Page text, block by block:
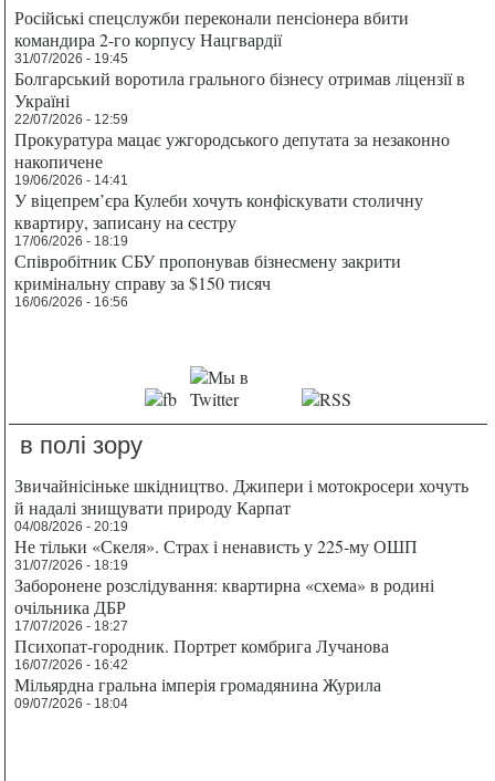
Російські спецслужби переконали пенсіонера вбити
командира 2-го корпусу Нацгвардії
31/07/2026 - 19:45
Болгарський воротила грального бізнесу отримав ліцензії в
Україні
22/07/2026 - 12:59
Прокуратура мацає ужгородського депутата за незаконно
накопичене
19/06/2026 - 14:41
У віцепрем’єра Кулеби хочуть конфіскувати столичну
квартиру, записану на сестру
17/06/2026 - 18:19
Співробітник СБУ пропонував бізнесмену закрити
кримінальну справу за $150 тисяч
16/06/2026 - 16:56
в полі зору
Звичайнісіньке шкідництво. Джипери і мотокросери хочуть
й надалі знищувати природу Карпат
04/08/2026 - 20:19
Не тільки «Скеля». Страх і ненависть у 225-му ОШП
31/07/2026 - 18:19
Заборонене розслідування: квартирна «схема» в родині
очільника ДБР
17/07/2026 - 18:27
Психопат-городник. Портрет комбрига Лучанова
16/07/2026 - 16:42
Мільярдна гральна імперія громадянина Журила
09/07/2026 - 18:04